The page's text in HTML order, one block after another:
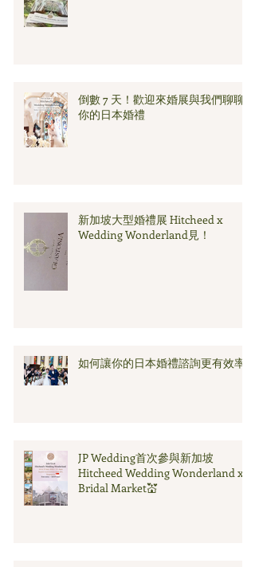
倒數 7 天！歡迎來婚展與我們聊聊
你的日本婚禮
新加坡大型婚禮展 Hitcheed x
Wedding Wonderland見！
如何讓你的日本婚禮諮詢更有效率
JP Wedding首次參與新加坡
Hitcheed Wedding Wonderland x
Bridal Market💒